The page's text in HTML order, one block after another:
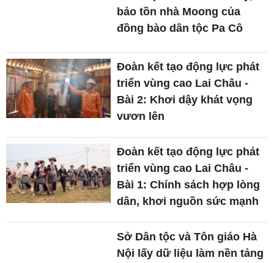
bảo tồn nhà Moong của
đồng bào dân tộc Pa Cô
Đoàn kết tạo động lực phát
triển vùng cao Lai Châu -
Bài 2: Khơi dậy khát vọng
vươn lên
Đoàn kết tạo động lực phát
triển vùng cao Lai Châu -
Bài 1: Chính sách hợp lòng
dân, khơi nguồn sức mạnh
Sở Dân tộc và Tôn giáo Hà
Nội lấy dữ liệu làm nền tảng